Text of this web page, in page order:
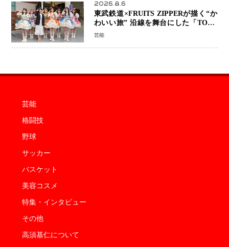
2026.8.6
東武鉄道×FRUITS ZIPPERが描く“か
わいい旅” 沿線を舞台にした「TOBU
KAWAII PROJECT」が開幕
芸能
芸能
格闘技
野球
サッカー
バスケット
美容コスメ
特集・インタビュー
その他
高須基仁について